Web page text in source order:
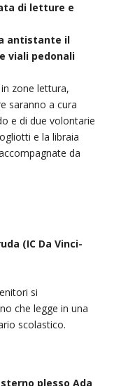
di letture e
antistante il
viali pedonali
zone lettura,
saranno a cura
e di due volontarie
e la libraia
da
(IC Da Vinci-
si
che legge in una
scolastico.
plesso Ada